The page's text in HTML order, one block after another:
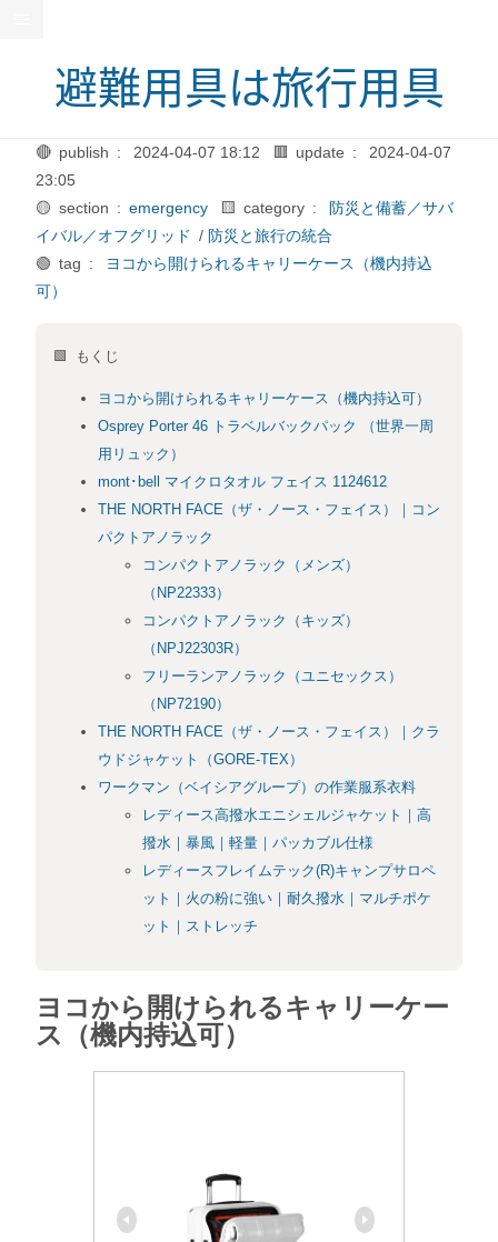
避難用具は旅行用具
🔴 publish : 2024-04-07 18:12 🟥 update :
2024-04-07
23:05
🟡 section : emergency 🟨 category :
防災と備蓄／サバ
イバル／オフグリッド / 防災と旅行の統合
🟢 tag :
ヨコから開けられるキャリーケース（機内持込
可）
🟩 もくじ
ヨコから開けられるキャリーケース（機内持込可）
Osprey Porter 46 トラベルバックパック （世界一周
用リュック）
mont･bell マイクロタオル フェイス 1124612
THE NORTH FACE（ザ・ノース・フェイス）｜コン
パクトアノラック
コンパクトアノラック（メンズ）
（NP22333）
コンパクトアノラック（キッズ）
（NPJ22303R）
フリーランアノラック（ユニセックス）
（NP72190）
THE NORTH FACE（ザ・ノース・フェイス）｜クラ
ウドジャケット（GORE-TEX）
ワークマン（ベイシアグループ）の作業服系衣料
レディース高撥水エニシェルジャケット｜高
撥水｜暴風｜軽量｜パッカブル仕様
レディースフレイムテック(R)キャンプサロペ
ット｜火の粉に強い｜耐久撥水｜マルチポケ
ット｜ストレッチ
ヨコから開けられるキャリーケー
ス（機内持込可）